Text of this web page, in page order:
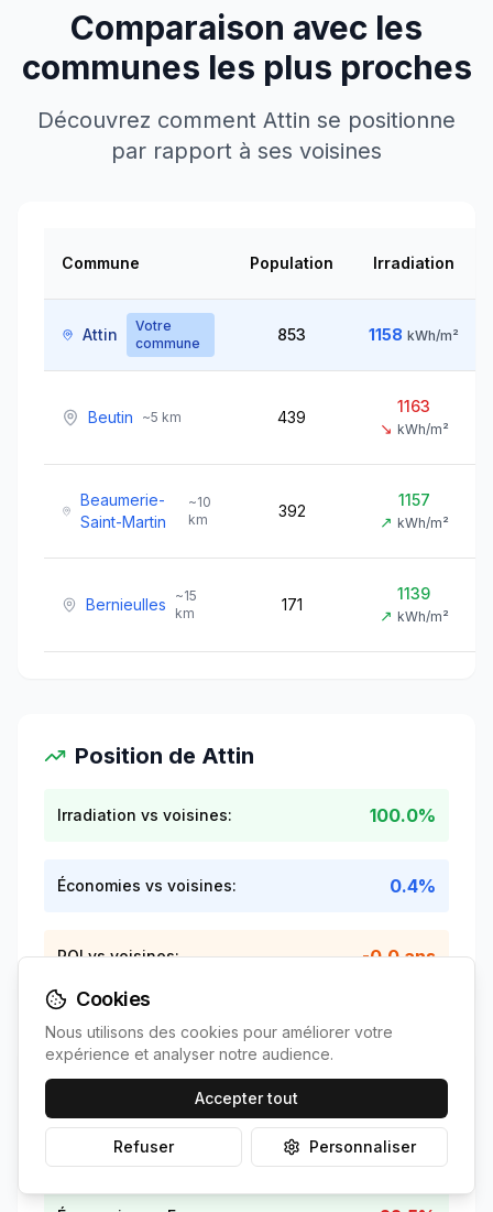
Comparaison avec les
communes les plus proches
Découvrez comment Attin se positionne
par rapport à ses voisines
Commune Population Irradiation
Attin
Votre
commune
853 1158 kWh/m²
Beutin ~5 km 439
1163
↘ kWh/m²
Beaumerie-
Saint-Martin
~10
km
392
1157
↗ kWh/m²
Bernieulles ~15
km
171
1139
↗ kWh/m²
Position de Attin
Irradiation vs voisines: 100.0%
Économies vs voisines: 0.4%
ROI vs voisines: -0.0 ans
Contexte national
Irradiation vs France: +-3.5
Cookies
Nous utilisons des cookies pour améliorer votre
expérience et analyser notre audience.
Accepter tout
Refuser Personnaliser